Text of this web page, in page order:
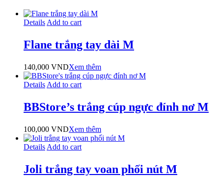
Details Add to cart
Flane trắng tay dài M
140,000 VNDXem thêm
Details Add to cart
BBStore’s trắng cúp ngực đính nơ M
100,000 VNDXem thêm
Details Add to cart
Joli trắng tay voan phối nút M